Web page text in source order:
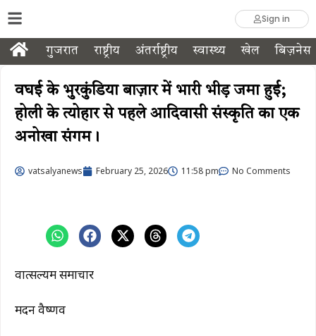
Sign in
गुजरात राष्ट्रीय अंतर्राष्ट्रीय स्वास्थ्य खेल बिज़नेस
वघई के भुरकुंडिया बाज़ार में भारी भीड़ जमा हुई;
होली के त्योहार से पहले आदिवासी संस्कृति का एक
अनोखा संगम।
vatsalyanews February 25, 2026 11:58 pm No Comments
वात्सल्यम समाचार
मदन वैष्णव